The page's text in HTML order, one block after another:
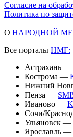
Согласие на
Политика по
О НАРОДНОЙ
Все порталы НМГ:
Астрахань —
Кострома —
Нижний
Пенза —
Иваново —
Сочи/
Ульяновск —
Ярославль —